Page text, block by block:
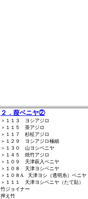
２．葭ベニヤ②
＞１１３ ヨシアジロ
＞１１５ 茶アジロ
＞１１７ 杉柾アジロ
＞１２９ ヨシアジロ極細
＞１３０ 山ヨシベニヤ
＞１４５ 焼竹アジロ
＞１０９ 天津萩入ベニヤ
＞１０８ 天津ヨシベニヤ
＞１０８A 天津ヨシ（透明糸）ベニヤ
＞１１１ 天津ヨシベニヤ（たて貼）
竹ジョイナー
押え竹